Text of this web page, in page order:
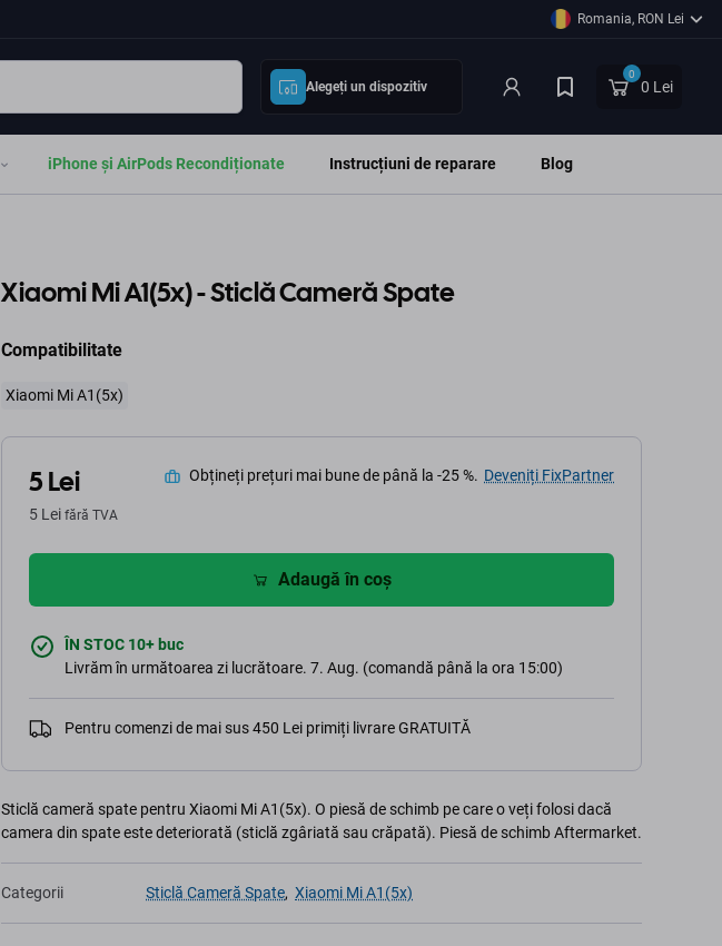
Romania, RON Lei
Alegeți un dispozitiv
0
0 Lei
iPhone și AirPods Recondiționate Instrucțiuni de reparare Blog
Xiaomi Mi A1(5x) - Sticlă Cameră Spate
Compatibilitate
Xiaomi Mi A1(5x)
5 Lei
5 Lei fără TVA
Obțineți prețuri mai bune de până la -25 %. Deveniți FixPartner
Adaugă în coș
ÎN STOC 10+ buc
Livrăm în următoarea zi lucrătoare. 7. Aug. (comandă până la ora 15:00)
Pentru comenzi de mai sus 450 Lei primiți livrare GRATUITĂ
Sticlă cameră spate pentru Xiaomi Mi A1(5x). O piesă de schimb pe care o veți folosi dacă
camera din spate este deteriorată (sticlă zgâriată sau crăpată). Piesă de schimb Aftermarket.
Categorii Sticlă Cameră Spate, Xiaomi Mi A1(5x)